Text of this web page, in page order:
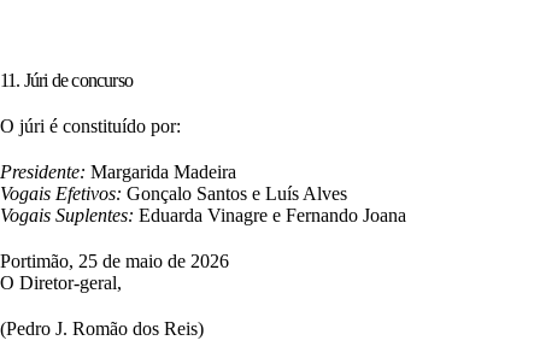
11. Júri de concurso
O júri é constituído por:
Presidente: Margarida Madeira
Vogais Efetivos: Gonçalo Santos e Luís Alves
Vogais Suplentes: Eduarda Vinagre e Fernando Joana
Portimão, 25 de maio de 2026
O Diretor-geral,
(Pedro J. Romão dos Reis)